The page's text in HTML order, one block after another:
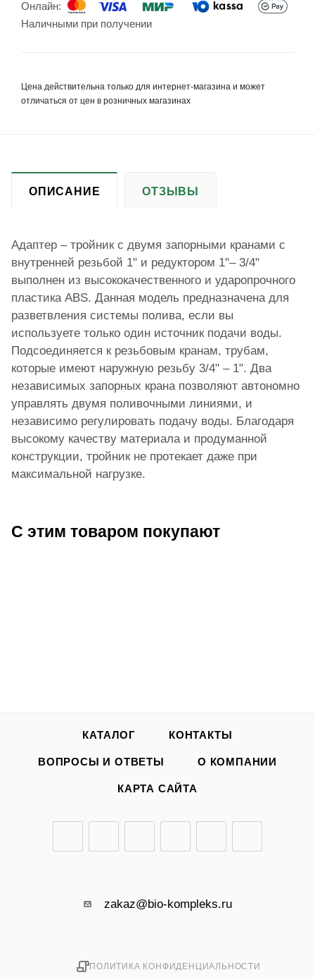
Онлайн:
Наличными при получении
Цена действительна только для интернет-магазина и может
отличаться от цен в розничных магазинах
ОПИСАНИЕ ОТЗЫВЫ
Адаптер – тройник с двумя запорными кранами с
внутренней резьбой 1" и редуктором 1"– 3/4"
выполнен из высококачественного и ударопрочного
пластика ABS. Данная модель предназначена для
разветвления системы полива, если вы
используете только один источник подачи воды.
Подсоединяется к резьбовым кранам, трубам,
которые имеют наружную резьбу 3/4" – 1". Два
независимых запорных крана позволяют автономно
управлять двумя поливочными линиями, и
независимо регулировать подачу воды. Благодаря
высокому качеству материала и продуманной
конструкции, тройник не протекает даже при
максимальной нагрузке.
С этим товаром покупают
КАТАЛОГ КОНТАКТЫ
ВОПРОСЫ И ОТВЕТЫ О КОМПАНИИ
КАРТА САЙТА
zakaz@bio-kompleks.ru
ПОЛИТИКА КОНФИДЕНЦИАЛЬНОСТИ